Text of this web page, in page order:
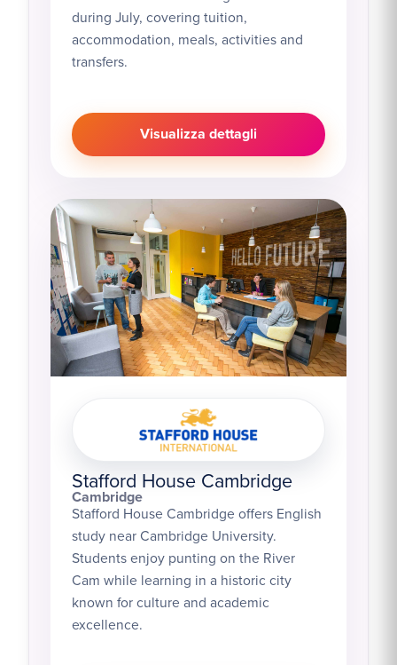
during July, covering tuition,
accommodation, meals, activities and
transfers.
Visualizza dettagli
Stafford House Cambridge
Cambridge
Stafford House Cambridge offers English
study near Cambridge University.
Students enjoy punting on the River
Cam while learning in a historic city
known for culture and academic
excellence.